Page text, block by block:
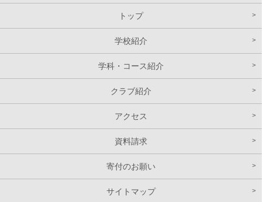
トップ
学校紹介
学科・コース紹介
クラブ紹介
アクセス
資料請求
寄付のお願い
サイトマップ